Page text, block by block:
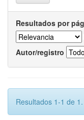
Resultados por
Autor/registro
Resultados 1-1 de 1.